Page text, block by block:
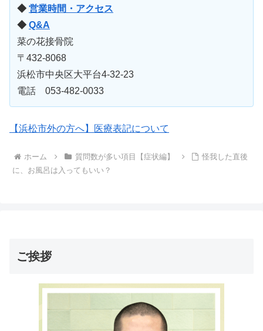
◆ 営業時間・アクセス
◆ Q&A
菜の花接骨院
〒432-8068
浜松市中央区大平台4-32-23
電話 053-482-0033
【浜松市外の方へ】医療表記について
ホーム 質問数が多い項目【症状編】
怪我した直後
に、お風呂は入ってもいい？
ご挨拶